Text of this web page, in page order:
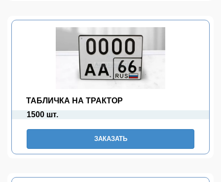
ТАБЛИЧКА НА ТРАКТОР
1500 шт.
ЗАКАЗАТЬ